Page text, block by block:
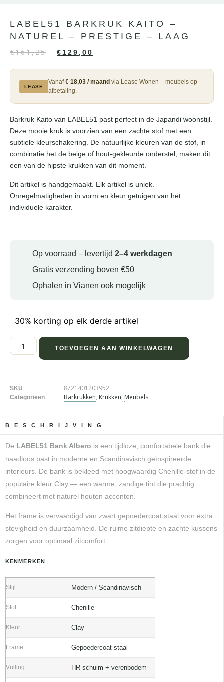
LABEL51 BARKRUK KAITO –
NATUREL – PRESTIGE – LAAG
€161,25 € 129,00
LEASE
Vanaf€ 18,03 / maand via Lease Wonen – meubels op
afbetaling.
Barkruk Kaito van LABEL51 past perfect in de Japandi woonstijl.
Deze mooie kruk is voorzien van een zachte stof met een
subtiele kleurschakering. De natuurlijke kleuren van de stof, in
combinatie het de beige of hout-gekleurde onderstel, maken dit
een van de hipste krukken van dit moment.
Dit artikel is handgemaakt. Elk artikel is uniek.
Onregelmatigheden in vorm en kleur getuigen van het
individuele karakter.
Op voorraad – levertijd 2–4 werkdagen
Gratis verzending boven €50
Ophalen in Vianen ook mogelijk
30% korting op elk derde artikel
TOEVOEGEN AAN WINKELWAGEN
SKU 8721401203952
Categorieën Barkrukken, Krukken, Meubels
BESCHRIJVING
De LABEL51 Bank Albero is een tijdloze, comfortabele bank die
naadloos past in moderne en Scandinavisch geïnspireerde
interieurs. De bank is bekleed met hoogwaardig Chenille-stof in de
populaire kleur Clay — een warme, zandige tint die prachtig
combineert met naturel houten accenten.
Het frame is vervaardigd van zwart gepoedercoat staal voor extra
stevigheid en duurzaamheid. De ruime zitdiepte en zachte kussens
zorgen voor optimaal zitcomfort.
KENMERKEN
Stijl Modern / Scandinavisch
Stof Chenille
Kleur Clay
Frame Gepoedercoat staal
Vulling HR-schuim + verenbodem